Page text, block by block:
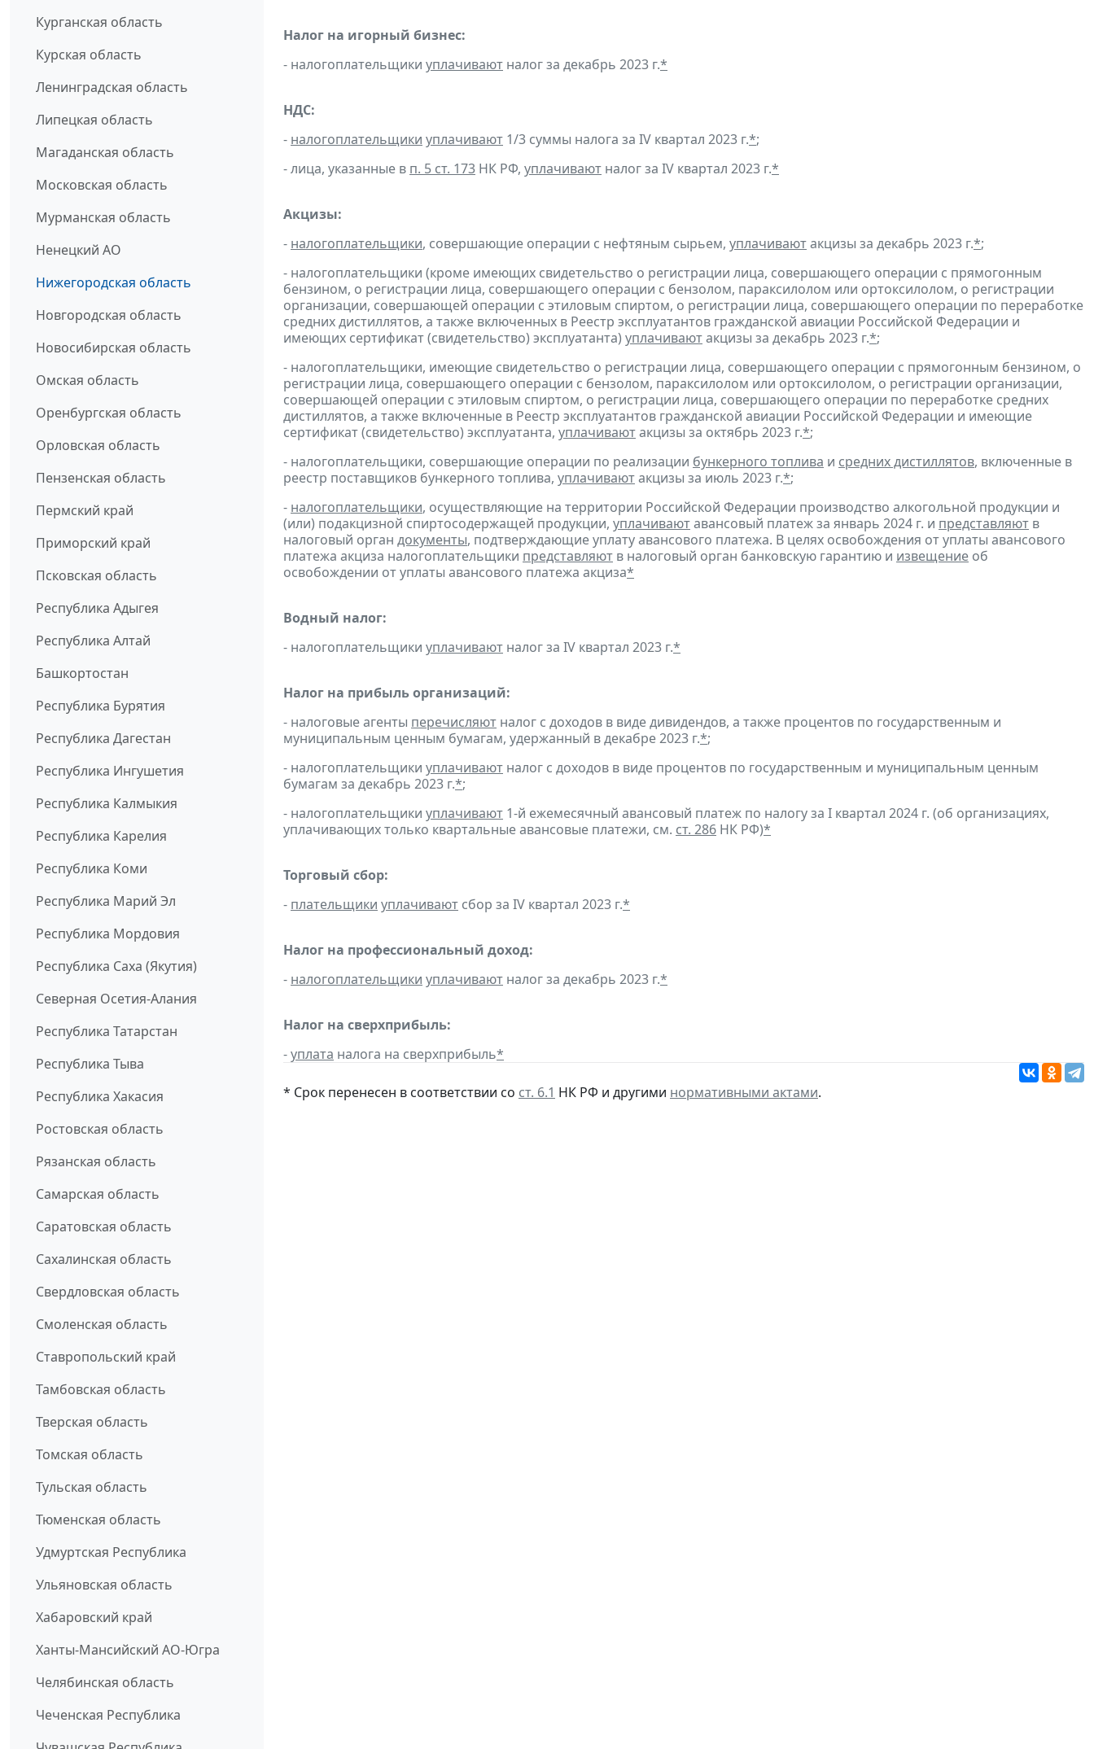
Курганская область
Курская область
Ленинградская область
Липецкая область
Магаданская область
Московская область
Мурманская область
Ненецкий АО
Нижегородская область
Новгородская область
Новосибирская область
Омская область
Оренбургская область
Орловская область
Пензенская область
Пермский край
Приморский край
Псковская область
Республика Адыгея
Республика Алтай
Башкортостан
Республика Бурятия
Республика Дагестан
Республика Ингушетия
Республика Калмыкия
Республика Карелия
Республика Коми
Республика Марий Эл
Республика Мордовия
Республика Саха (Якутия)
Северная Осетия-Алания
Республика Татарстан
Республика Тыва
Республика Хакасия
Ростовская область
Рязанская область
Самарская область
Саратовская область
Сахалинская область
Свердловская область
Смоленская область
Ставропольский край
Тамбовская область
Тверская область
Томская область
Тульская область
Тюменская область
Удмуртская Республика
Ульяновская область
Хабаровский край
Ханты-Мансийский АО-Югра
Челябинская область
Чеченская Республика
Налог на игорный бизнес:
- налогоплательщики уплачивают налог за декабрь 2023 г.*
НДС:
- налогоплательщики уплачивают 1/3 суммы налога за IV квартал 2023 г.*;
- лица, указанные в п. 5 ст. 173 НК РФ, уплачивают налог за IV квартал 2023 г.*
Акцизы:
- налогоплательщики, совершающие операции с нефтяным сырьем, уплачиваютакцизы за декабрь 2023 г.*;
- налогоплательщики (кроме имеющих свидетельство о регистрации лица, совершающего операции с прямогонным
бензином, о регистрации лица, совершающего операции с бензолом, параксилолом или ортоксилолом, о регистрации
организации, совершающей операции с этиловым спиртом, о регистрации лица, совершающего операции по переработке
средних дистиллятов, а также включенных в Реестр эксплуатантов гражданской авиации Российской Федерации и
имеющих сертификат (свидетельство) эксплуатанта) уплачиваютакцизы за декабрь 2023 г.*;
- налогоплательщики, имеющие свидетельство о регистрации лица, совершающего операции с прямогонным бензином, о
регистрации лица, совершающего операции с бензолом, параксилолом или ортоксилолом, о регистрации организации,
совершающей операции с этиловым спиртом, о регистрации лица, совершающего операции по переработке средних
дистиллятов, а также включенные в Реестр эксплуатантов гражданской авиации Российской Федерации и имеющие
сертификат (свидетельство) эксплуатанта, уплачиваютакцизы за октябрь 2023 г.*;
- налогоплательщики, совершающие операции по реализации бункерного топлива и средних дистиллятов, включенные в
реестр поставщиков бункерного топлива, уплачиваютакцизы за июль 2023 г.*;
- налогоплательщики, осуществляющие на территории Российской Федерации производство алкогольной продукции и
(или) подакцизной спиртосодержащей продукции, уплачиваютавансовый платеж за январь 2024 г. и представляют в
налоговый орган документы, подтверждающие уплату авансового платежа. В целях освобождения от уплаты авансового
платежа акциза налогоплательщики представляют в налоговый орган банковскую гарантию и извещение об
освобождении от уплаты авансового платежа акциза*
Водный налог:
- налогоплательщики уплачивают налог за IV квартал 2023 г.*
Налог на прибыль организаций:
- налоговые агенты перечисляют налог с доходов в виде дивидендов, а также процентов по государственным и
муниципальным ценным бумагам, удержанный в декабре 2023 г.*;
- налогоплательщики уплачивают налог с доходов в виде процентов по государственным и муниципальным ценным
бумагам за декабрь 2023 г.*;
- налогоплательщики уплачивают 1-й ежемесячный авансовый платеж по налогу за I квартал 2024 г. (об организациях,
уплачивающих только квартальные авансовые платежи, см. ст. 286 НК РФ)*
Торговый сбор:
- плательщики уплачивают сбор за IV квартал 2023 г.*
Налог на профессиональный доход:
- налогоплательщики уплачивают налог за декабрь 2023 г.*
Налог на сверхприбыль:
-уплата налога на сверхприбыль*
* Срок перенесен в соответствии со ст. 6.1 НК РФ и другими нормативными актами.